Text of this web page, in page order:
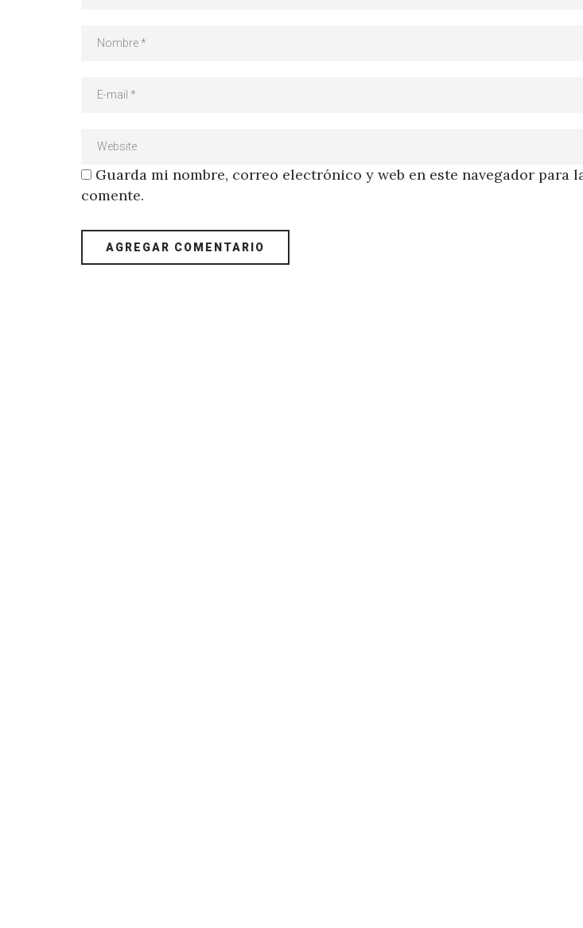
Guarda mi nombre, correo electrónico y web en este navegador para
comente.